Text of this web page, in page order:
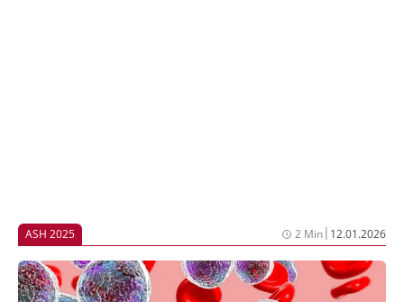
ASH 2025 2 Min| 12.01.2026